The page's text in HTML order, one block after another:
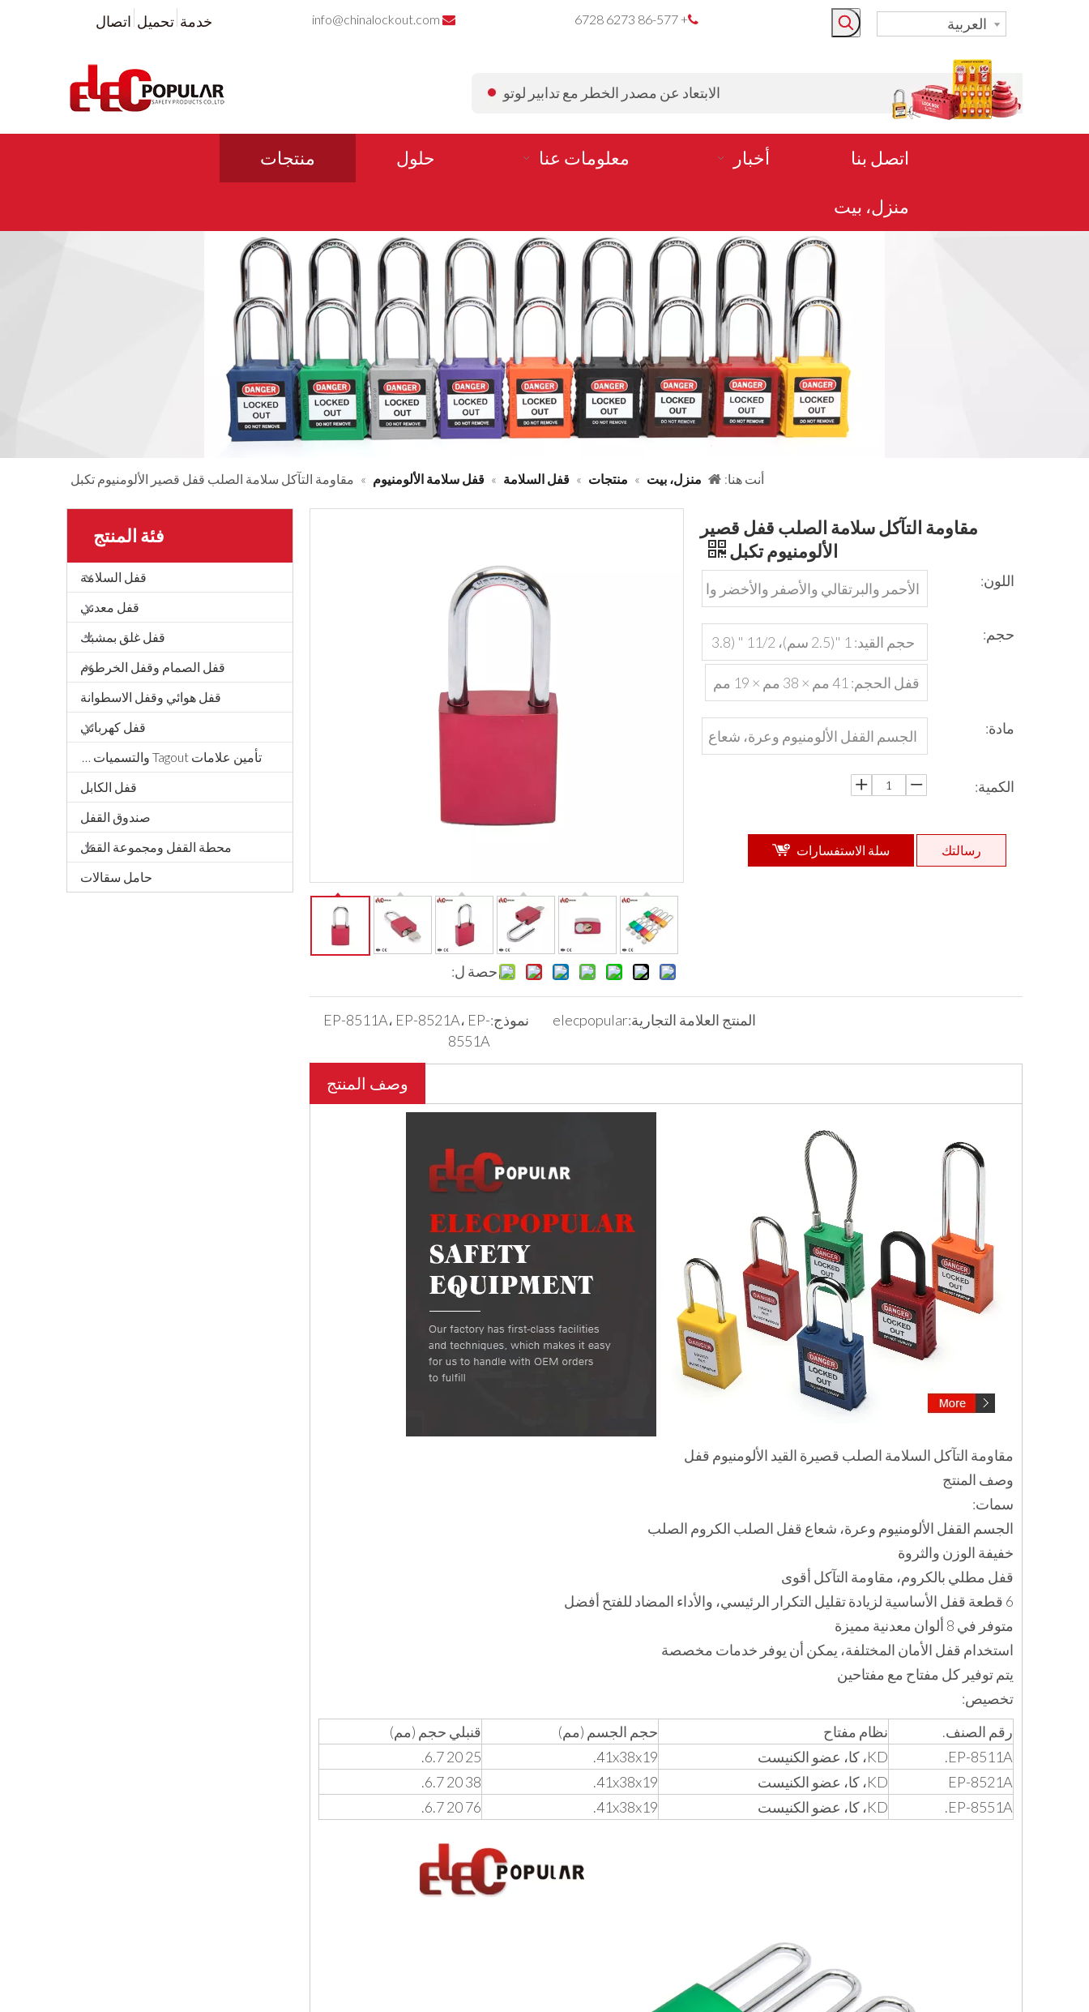
خدمة تحميل اتصال 
info@chinalockout.com 
+ 86-577 6273 6728 العربية
الابتعاد عن مصدر الخطر مع تدابير لوتو
اتصل بنا أخبار معلومات عنا حلول منتجات
منزل، بيت
أنت هنا: منزل، بيت » منتجات » قفل السلامة » قفل سلامة الألومنيوم » مقاومة التآكل سلامة الصلب قفل قصير الألومنيوم تكبل
فئة المنتج
قفل السلامة
قفل معدني
قفل غلق بمشبك
قفل الصمام وقفل الخرطوم
قفل هوائي وقفل الاسطوانة
قفل كهربائي
تأمين علامات Tagout والتسميات والتوقيع
قفل الكابل
صندوق القفل
محطة القفل ومجموعة القفل
حامل سقالات
حصة ل:
مقاومة التآكل سلامة الصلب قفل قصير
الألومنيوم تكبل
اللون:
الأحمر والبرتقالي والأصفر والأخضر وا
حجم:
حجم القيد: 1 "(2.5 سم)، 11/2 " (3.8
قفل الحجم: 41 مم × 38 مم × 19 مم
مادة:
الجسم القفل الألومنيوم وعرة، شعاع
الكمية:
رسالتك سلة الاستفسارات
نموذج:EP-8511A، EP-8521A، EP-
8551A
المنتج العلامة التجارية:elecpopular
وصف المنتج
مقاومة التآكل السلامة الصلب قصيرة القيد الألومنيوم قفل
وصف المنتج
سمات:
الجسم القفل الألومنيوم وعرة، شعاع قفل الصلب الكروم الصلب
خفيفة الوزن والثروة
قفل مطلي بالكروم، مقاومة التآكل أقوى
6 قطعة قفل الأساسية لزيادة تقليل التكرار الرئيسي، والأداء المضاد للفتح أفضل
متوفر في 8 ألوان معدنية مميزة
استخدام قفل الأمان المختلفة، يمكن أن يوفر خدمات مخصصة
يتم توفير كل مفتاح مع مفتاحين
تخصيص:
رقم الصنف.
نظام مفتاح حجم الجسم (مم)
قنبلي حجم (مم)
EP-8511A.
KD، كا، عضو الكنيست 41x38x19.
25 20 6.7.
EP-8521A
KD، كا، عضو الكنيست 41x38x19.
38 20 6.7.
EP-8551A.
KD، كا، عضو الكنيست 41x38x19.
76 20 6.7.